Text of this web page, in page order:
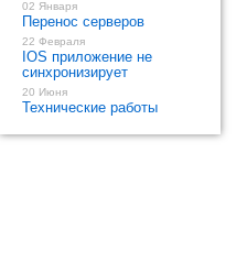
02 Января
Перенос серверов
22 Февраля
IOS приложение не
синхронизирует
20 Июня
Технические работы